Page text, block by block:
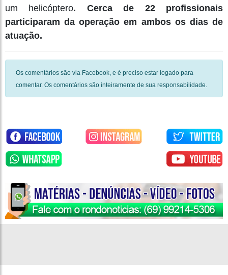
um helicóptero. Cerca de 22 profissionais
participaram da operação em ambos os dias de
atuação.
Os comentários são via Facebook, e é preciso estar logado para
comentar. Os comentários são inteiramente de sua responsabilidade.